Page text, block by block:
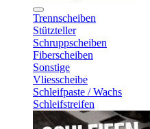
Trennscheiben
Stützteller
Schruppscheiben
Fiberscheiben
Sonstige
Vliesscheibe
Schleifpaste / Wachs
Schleifstreifen